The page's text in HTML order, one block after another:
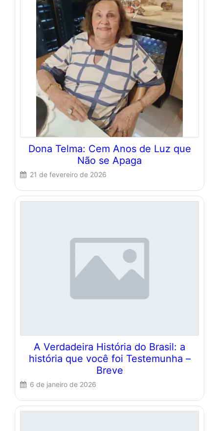
Dona Telma: Cem Anos de Luz que
Não se Apaga
21 de fevereiro de 2026
A Verdadeira História do Brasil: a
história que você foi Testemunha –
Breve
6 de janeiro de 2026